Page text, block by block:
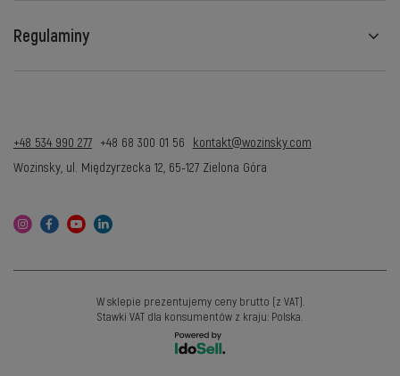
Regulaminy
+48 534 990 277 +48 68 300 01 56 kontakt@wozinsky.com
Wozinsky, ul. Międzyrzecka 12, 65-127 Zielona Góra
W sklepie prezentujemy ceny brutto (z VAT).
Stawki VAT dla konsumentów z kraju: Polska.